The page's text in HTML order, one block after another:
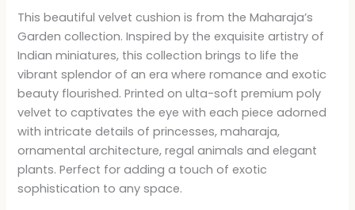
This beautiful velvet cushion is from the Maharaja’s
Garden collection. Inspired by the exquisite artistry of
Indian miniatures, this collection brings to life the
vibrant splendor of an era where romance and exotic
beauty flourished. Printed on ulta-soft premium poly
velvet to captivates the eye with each piece adorned
with intricate details of princesses, maharaja,
ornamental architecture, regal animals and elegant
plants. Perfect for adding a touch of exotic
sophistication to any space.